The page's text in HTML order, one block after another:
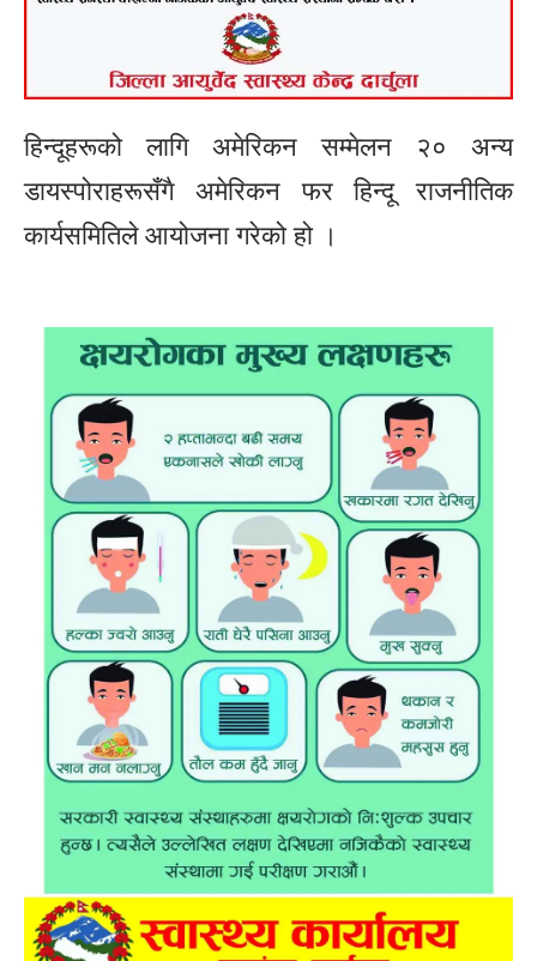
हिन्दूहरूको लागि अमेरिकन सम्मेलन २० अन्य
डायस्पोराहरूसँगै अमेरिकन फर हिन्दू राजनीतिक
कार्यसमितिले आयोजना गरेको हो ।